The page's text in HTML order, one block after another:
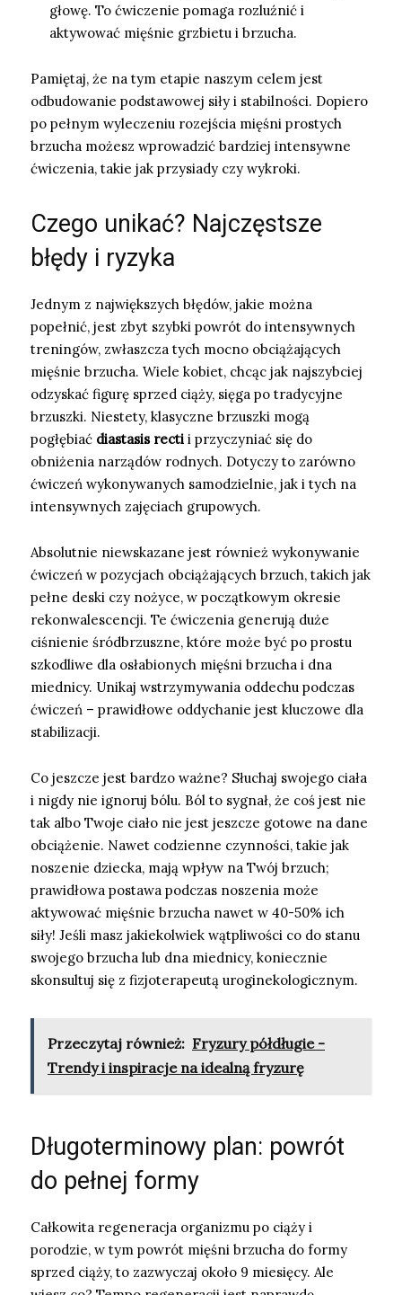
głowę. To ćwiczenie pomaga rozluźnić i
aktywować mięśnie grzbietu i brzucha.
Pamiętaj, że na tym etapie naszym celem jest
odbudowanie podstawowej siły i stabilności. Dopiero
po pełnym wyleczeniu rozejścia mięśni prostych
brzucha możesz wprowadzić bardziej intensywne
ćwiczenia, takie jak przysiady czy wykroki.
Czego unikać? Najczęstsze
błędy i ryzyka
Jednym z największych błędów, jakie można
popełnić, jest zbyt szybki powrót do intensywnych
treningów, zwłaszcza tych mocno obciążających
mięśnie brzucha. Wiele kobiet, chcąc jak najszybciej
odzyskać figurę sprzed ciąży, sięga po tradycyjne
brzuszki. Niestety, klasyczne brzuszki mogą
pogłębiać diastasis recti i przyczyniać się do
obniżenia narządów rodnych. Dotyczy to zarówno
ćwiczeń wykonywanych samodzielnie, jak i tych na
intensywnych zajęciach grupowych.
Absolutnie niewskazane jest również wykonywanie
ćwiczeń w pozycjach obciążających brzuch, takich jak
pełne deski czy nożyce, w początkowym okresie
rekonwalescencji. Te ćwiczenia generują duże
ciśnienie śródbrzuszne, które może być po prostu
szkodliwe dla osłabionych mięśni brzucha i dna
miednicy. Unikaj wstrzymywania oddechu podczas
ćwiczeń – prawidłowe oddychanie jest kluczowe dla
stabilizacji.
Co jeszcze jest bardzo ważne? Słuchaj swojego ciała
i nigdy nie ignoruj bólu. Ból to sygnał, że coś jest nie
tak albo Twoje ciało nie jest jeszcze gotowe na dane
obciążenie. Nawet codzienne czynności, takie jak
noszenie dziecka, mają wpływ na Twój brzuch;
prawidłowa postawa podczas noszenia może
aktywować mięśnie brzucha nawet w 40-50% ich
siły! Jeśli masz jakiekolwiek wątpliwości co do stanu
swojego brzucha lub dna miednicy, koniecznie
skonsultuj się z fizjoterapeutą uroginekologicznym.
Przeczytaj również: Fryzury półdługie -
Trendy i inspiracje na idealną fryzurę
Długoterminowy plan: powrót
do pełnej formy
Całkowita regeneracja organizmu po ciąży i
porodzie, w tym powrót mięśni brzucha do formy
sprzed ciąży, to zazwyczaj około 9 miesięcy. Ale